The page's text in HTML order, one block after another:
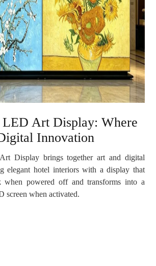
LED Art Display: Where
Innovation
Display brings together art and digital
elegant hotel interiors with a display that
when powered off and transforms into a
screen when activated.